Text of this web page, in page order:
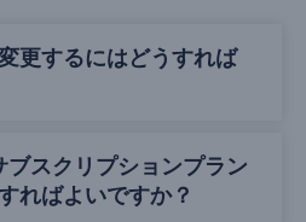
更するにはどうすれば
スクリプションプラン
ればよいですか？